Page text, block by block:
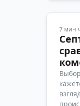
7 мин